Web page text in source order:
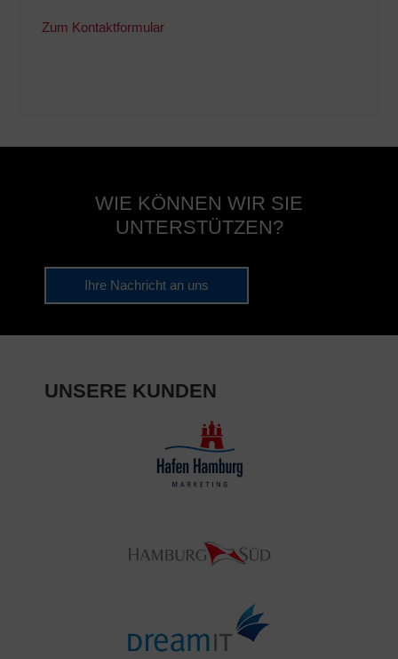
Zum Kontaktformular
WIE KÖNNEN WIR SIE
UNTERSTÜTZEN?
Ihre Nachricht an uns
UNSERE KUNDEN